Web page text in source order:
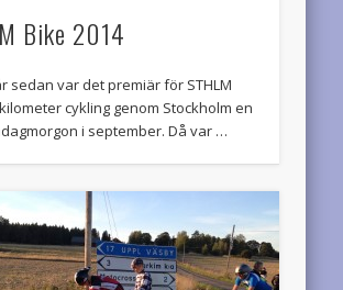
Bike 2014
sedan var det premiär för STHLM
cykling genom Stockholm en
i september. Då var …